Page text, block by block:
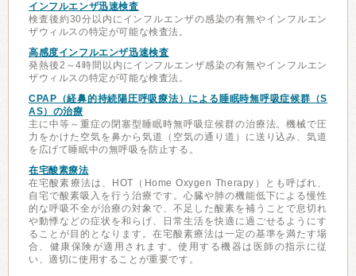
インフルエンザ迅速検査
検査後約30分以内にインフルエンザの感染の有無やインフルエン
ザウィルスの特定が可能な検査法。
高感度インフルエンザ迅速検査
発熱後2～4時間以内にインフルエンザ感染の有無やインフルエン
ザウィルスの特定が可能な検査法。
CPAP（経鼻的持続陽圧呼吸療法）による睡眠時無呼吸症候群（S
AS）の治療
主に中等～重症の閉塞型睡眠時無呼吸症候群の治療法。機械で圧
力をかけた空気を鼻から気道（空気の通り道）に送り込み、気道
を広げて睡眠中の無呼吸を防止する。
在宅酸素療法
在宅酸素療法は、HOT（Home Oxygen Therapy）とも呼ばれ、
自宅で酸素吸入を行う治療です。心臓や肺の機能低下による慢性
的な呼吸不全が治療の対象で、不足した酸素を補うことで息切れ
や動悸などの症状を和らげ、日常生活を快適に過ごせるようにす
ることが目的となります。在宅酸素療法は一定の基準を満たす場
合、健康保険が適用されます。使用する機器は医師の指示に従
い、適切に使用することが重要です。